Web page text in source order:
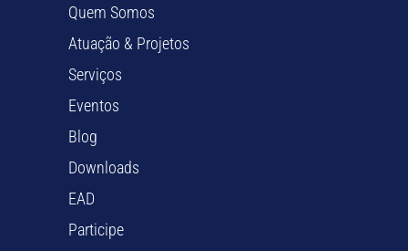
Quem Somos
Atuação & Projetos
Serviços
Eventos
Blog
Downloads
EAD
Participe